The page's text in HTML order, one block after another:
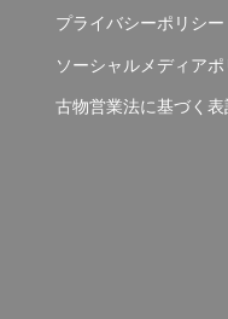
プライバシーポリシー
ソーシャルメディアポ
古物営業法に基づく表